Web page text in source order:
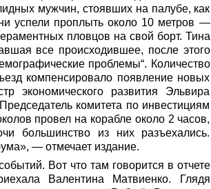
мужчин, стоявших на палубе, как
успели проплыть около 10 метров —
пловцов на свой борт. Тина
все происходившее, после этого
проблемы“. Количество
компенсировало появление новых
экономического развития Эльвира
комитета по инвестициям
провел на корабле около 2 часов,
большинство из них разъехались.
— отмечает издание.
Вот что там говорится в отчете
Валентина Матвиенко. Глядя